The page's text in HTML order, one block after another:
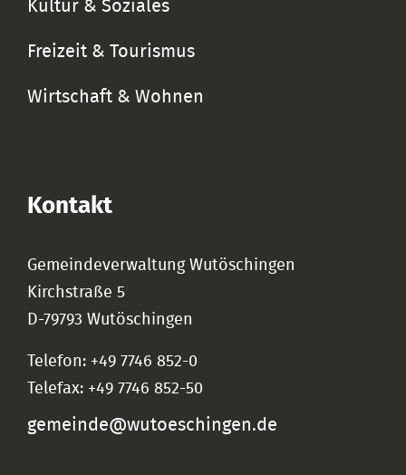
Kultur & Soziales
Freizeit & Tourismus
Wirtschaft & Wohnen
Kontakt
Gemeindeverwaltung Wutöschingen
Kirchstraße 5
D-79793 Wutöschingen
Telefon: +49 7746 852-0
Telefax: +49 7746 852-50
gemeinde@wutoeschingen.de